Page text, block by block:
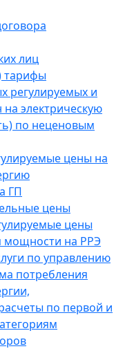
лиц
тарифы
регулируемых и
электрическую
по неценовым
цены на
ГП
цены
цены
мощности на РРЭ
по управлению
потребления
по первой и